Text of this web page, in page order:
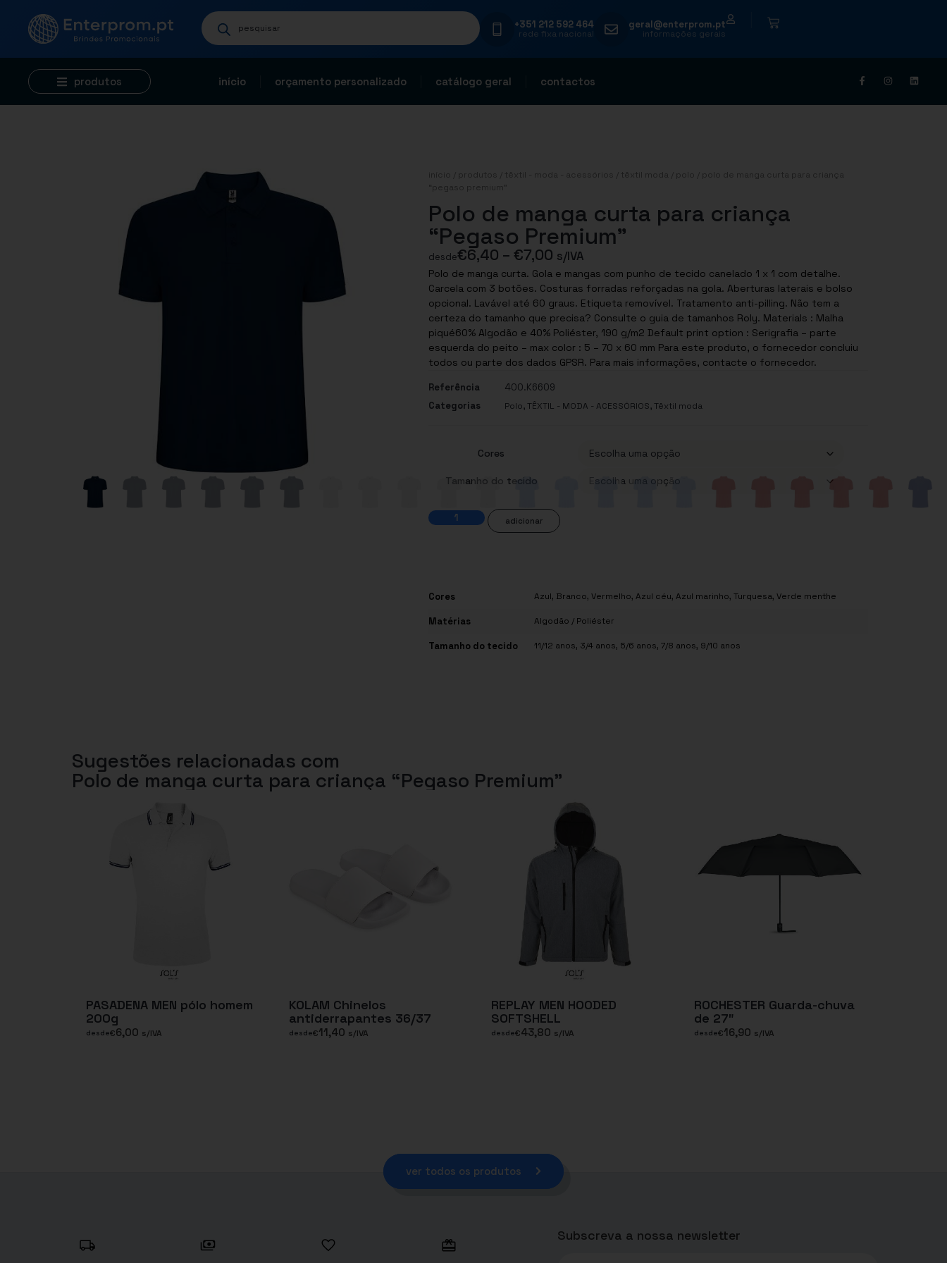
+351 212 592 464
rede fixa nacional
geral@enterprom.pt
informações gerais
produtos início orçamento personalizado catálogo geral contactos
início produtos têxtil - moda - acessórios têxtil moda polo
/ polo de manga curta para criança
“pegaso premium”
Polo de manga curta para criança
“Pegaso Premium”
desde€6,40 – €7,00 s/IVA
Polo de manga curta. Gola e mangas com punho de tecido canelado 1 x 1 com detalhe.
Carcela com 3 botões. Costuras forradas reforçadas na gola. Aberturas laterais e bolso
opcional. Lavável até 60 graus. Etiqueta removível. Tratamento anti-pilling. Não tem a
certeza do tamanho que precisa? Consulte o guia de tamanhos Roly. Materials : Malha
piqué60% Algodão e 40% Poliéster, 190 g/m2 Default print option : Serigrafia – parte
esquerda do peito – max color : 5 – 70 x 60 mm Para este produto, o fornecedor concluiu
todos ou parte dos dados GPSR. Para mais informações, contacte o fornecedor.
Referência
400.K6609
Categorias
Polo,TÊXTIL - MODA - ACESSÓRIOS,Têxtil moda
Cores
Tamanho do tecido
adicionar
Cores Azul, Branco, Vermelho, Azul céu, Azul marinho, Turquesa, Verde menthe
Matérias Algodão / Poliéster
Tamanho do tecido 11/12 anos, 3/4 anos, 5/6 anos, 7/8 anos, 9/10 anos
Sugestões relacionadas com
Polo de manga curta para criança “Pegaso Premium”
PASADENA MEN pólo homem
200g
desde€6,00 s/IVA
KOLAM Chinelos
antiderrapantes 36/37
desde€11,40 s/IVA
REPLAY MEN HOODED
SOFTSHELL
desde€43,80 s/IVA
ROCHESTER Guarda-chuva
de 27″
desde€16,90 s/IVA
ver todos os produtos
Subscreva a nossa newsletter